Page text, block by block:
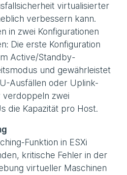
virtualisierter
verbessern kann.
in zwei Konfigurationen
Die erste Konfiguration
Active/Standby-
und gewährleistet
Ausfällen oder Uplink-
verdoppeln zwei
die Kapazität pro Host.
Funktion in ESXi
kritische Fehler in der
virtueller Maschinen